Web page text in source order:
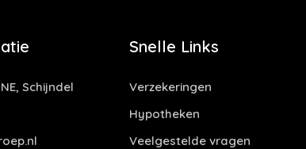
Schijndel
Snelle Links
Verzekeringen
Hypotheken
Veelgestelde vragen